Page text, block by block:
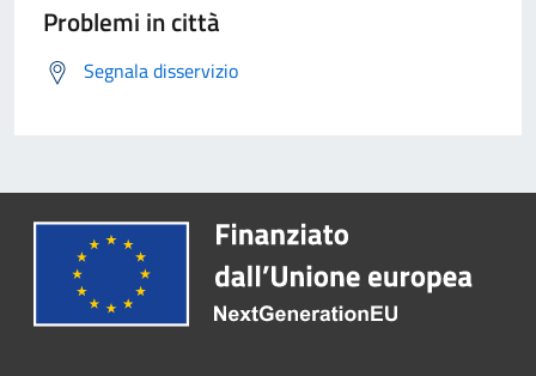
Problemi in città
Segnala disservizio